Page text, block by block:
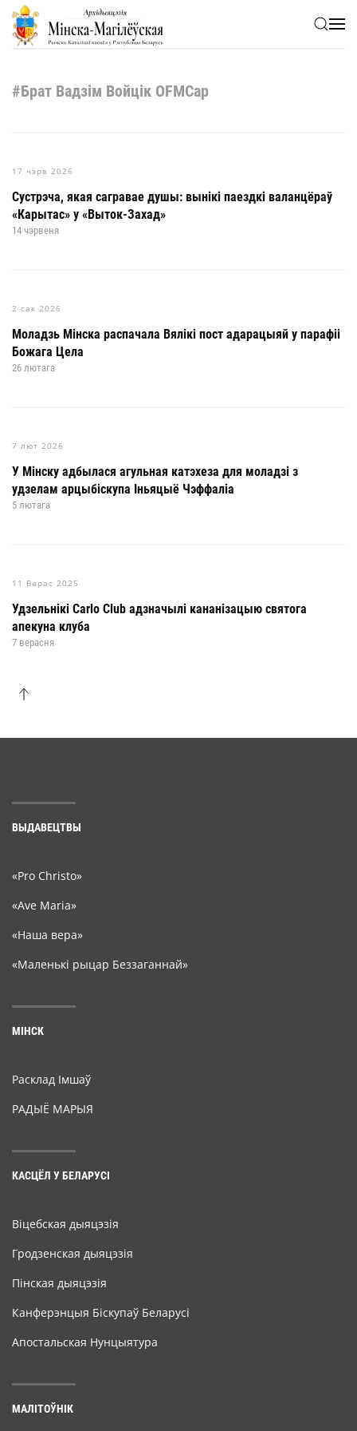
Skip to main content
#Брат Вадзім Войцік OFMCap
17 чэрв 2026
Сустрэча, якая сагравае душы: вынікі паездкі валанцёраў
«Карытас» у «Выток-Захад»
14 чэрвеня
2 сак 2026
Моладзь Мінска распачала Вялікі пост адарацыяй у парафіі
Божага Цела
26 лютага
7 лют 2026
У Мінску адбылася агульная катэхеза для моладзі з
удзелам арцыбіскупа Іньяцыё Чэффаліа
5 лютага
11 Верас 2025
Удзельнікі Carlo Club адзначылі кананізацыю святога
апекуна клуба
7 верасня
ВЫДАВЕЦТВЫ
«Pro Christo»
«Ave Maria»
«Наша вера»
«Маленькі рыцар Беззаганнай»
МІНСК
Расклад Імшаў
РАДЫЁ МАРЫЯ
КАСЦЁЛ У БЕЛАРУСІ
Віцебская дыяцэзія
Гродзенская дыяцэзія
Пінская дыяцэзія
Канферэнцыя Біскупаў Беларусі
Апостальская Нунцыятура
МАЛІТОЎНІК